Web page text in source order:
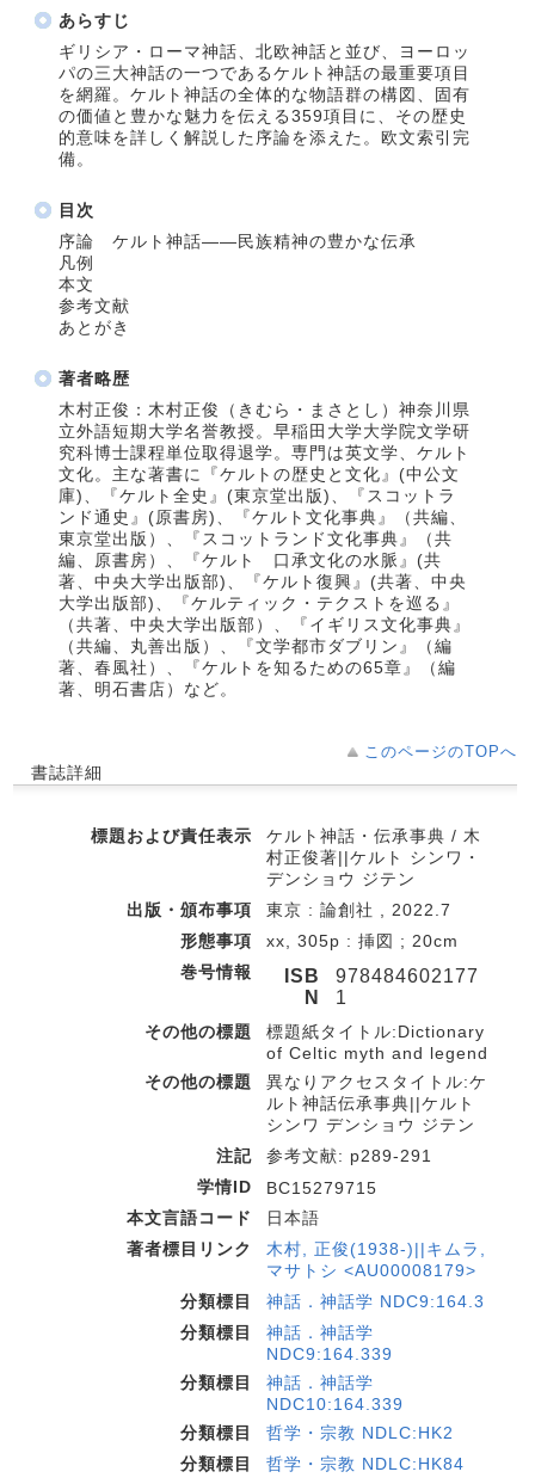
あらすじ
ギリシア・ローマ神話、北欧神話と並び、ヨーロッ
パの三大神話の一つであるケルト神話の最重要項目
を網羅。ケルト神話の全体的な物語群の構図、固有
の価値と豊かな魅力を伝える359項目に、その歴史
的意味を詳しく解説した序論を添えた。欧文索引完
備。
目次
序論 ケルト神話――民族精神の豊かな伝承
凡例
本文
参考文献
あとがき
著者略歴
木村正俊：木村正俊（きむら・まさとし）神奈川県
立外語短期大学名誉教授。早稲田大学大学院文学研
究科博士課程単位取得退学。専門は英文学、ケルト
文化。主な著書に『ケルトの歴史と文化』(中公文
庫)、『ケルト全史』(東京堂出版)、『スコットラ
ンド通史』(原書房)、『ケルト文化事典』（共編、
東京堂出版）、『スコットランド文化事典』（共
編、原書房）、『ケルト 口承文化の水脈』(共
著、中央大学出版部)、『ケルト復興』(共著、中央
大学出版部)、『ケルティック・テクストを巡る』
（共著、中央大学出版部）、『イギリス文化事典』
（共編、丸善出版）、『文学都市ダブリン』（編
著、春風社）、『ケルトを知るための65章』（編
著、明石書店）など。
このページのTOPへ
書誌詳細
標題および責任表示
ケルト神話・伝承事典 / 木
村正俊著||ケルト シンワ・
デンショウ ジテン
出版・頒布事項
東京 : 論創社 , 2022.7
形態事項
xx, 305p : 挿図 ; 20cm
巻号情報
ISB
N
978484602177
1
その他の標題
標題紙タイトル:Dictionary
of Celtic myth and legend
その他の標題
異なりアクセスタイトル:ケ
ルト神話伝承事典||ケルト
シンワ デンショウ ジテン
注記
参考文献: p289-291
学情ID
BC15279715
本文言語コード
日本語
著者標目リンク
木村, 正俊(1938-)||キムラ,
マサトシ <AU00008179>
分類標目
神話．神話学 NDC9:164.3
分類標目
神話．神話学
NDC9:164.339
分類標目
神話．神話学
NDC10:164.339
分類標目
哲学・宗教 NDLC:HK2
分類標目
哲学・宗教 NDLC:HK84